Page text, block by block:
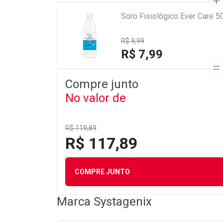
Soro Fisiológico Ever Care
R$ 9,99
R$ 7,99
Compre junto
No valor de
R$ 119,89
R$ 117,89
COMPRE JUNTO
Marca Systagenix